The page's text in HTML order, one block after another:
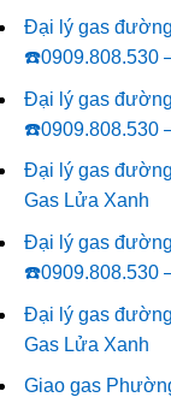
Đại lý gas
☎️0909.808.530
Đại lý gas
☎️0909.808.530
Đại lý gas
Gas Lửa Xanh
Đại lý gas
☎️0909.808.530
Đại lý gas
Gas Lửa Xanh
Giao gas